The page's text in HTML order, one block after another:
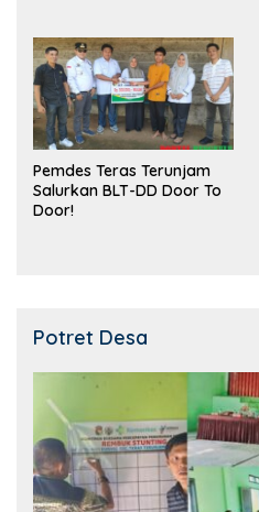
Pemdes Teras Terunjam
Salurkan BLT-DD Door To
Door!
Potret Desa